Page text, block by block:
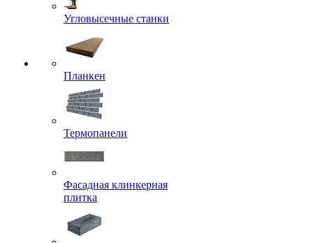
Угловысечные станки
Планкен
Термопанели
Фасадная клинкерная
плитка